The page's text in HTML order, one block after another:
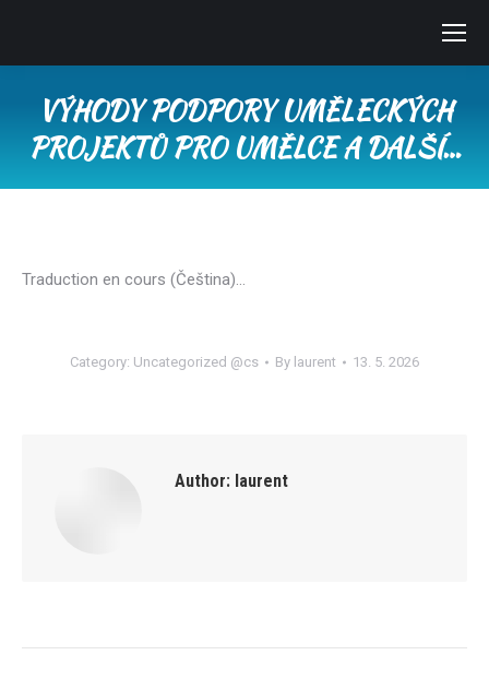
VÝHODY PODPORY UMĚLECKÝCH
PROJEKTŮ PRO UMĚLCE A DALŠÍ…
Traduction en cours (Čeština)…
Category: Uncategorized @cs By laurent 13. 5. 2026
Author: laurent